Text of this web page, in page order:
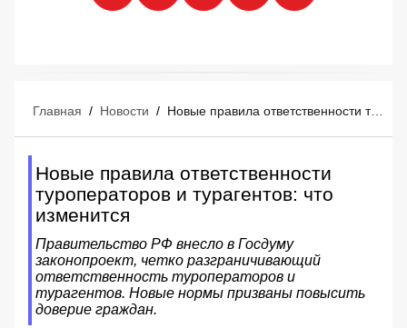
Главная / Новости / Новые правила ответственности туроператоров и турагентов: что изменится
Новые правила ответственности
туроператоров и турагентов: что
изменится
Правительство РФ внесло в Госдуму
законопроект, четко разграничивающий
ответственность туроператоров и
турагентов. Новые нормы призваны повысить
доверие граждан.